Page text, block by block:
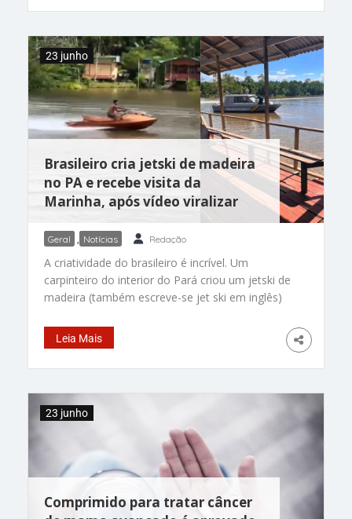
aventura é o gaúcho Guilherme Martin Nunes,
Ele saiu do Rio Grande do Sul há cerca de três
meses e cruzou as Américas até chegar aos
Estados Unidos, sempre na estrada e com
paradas pelo caminho. O trajeto não foi simples.
O
Brasileiro cria jetski de madeira
no PA e recebe visita da
Marinha, após vídeo viralizar
23 junho
Geral , Notícias Redação
A criatividade do brasileiro é incrível. Um
carpinteiro do interior do Pará criou um jetski de
madeira (também escreve-se jet ski em inglês)
atenção até da Marinha do Brasil. O projeto
artesanal foi desenvolvido por Cristiano
Gonçalves, morador de Abaetetuba. O modelo
funcionamento semelhante ao de motos
aquáticas convencionais e o criador dele já está
sendo chamado de CrisJet pela invenção
inusitada. Depois do sucesso nas redes,
neste fim de semana para orientar e
Leia Mais
Comprimido para tratar câncer
23 junho